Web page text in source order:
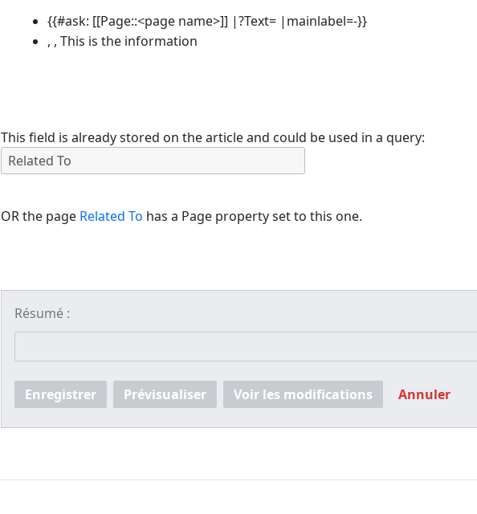
{{#ask: [[Page::<page name>]] |?Text= |mainlabel=-}}
, , This is the information
This field is already stored on the article and could be used in a query:
OR the page Related To has a Page property set to this one.
Résumé :
Enregistrer Prévisualiser Voir les modifications Annuler